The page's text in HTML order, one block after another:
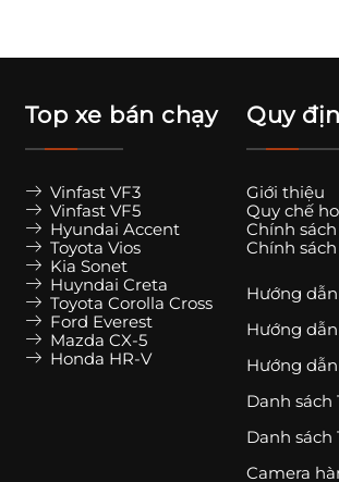
Top xe bán chạy
Vinfast VF3
Vinfast VF5
Hyundai Accent
Toyota Vios
Kia Sonet
Huyndai Creta
Toyota Corolla Cross
Ford Everest
Mazda CX-5
Honda HR-V
Quy
Giới thiệu
Quy chế
Chính
Chính
Hướng
Hướng
Hướng
Danh sách
Danh sách
Camera